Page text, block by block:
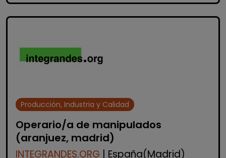
Producción, Industria y Calidad
Operario/a de manipulados
(aranjuez, madrid)
INTEGRANDES.ORG | España(Madrid)